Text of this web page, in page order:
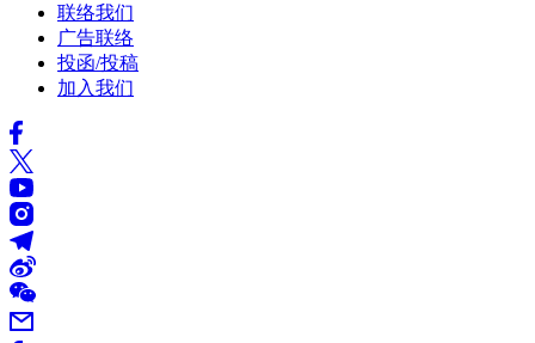
联络我们
广告联络
投函/投稿
加入我们